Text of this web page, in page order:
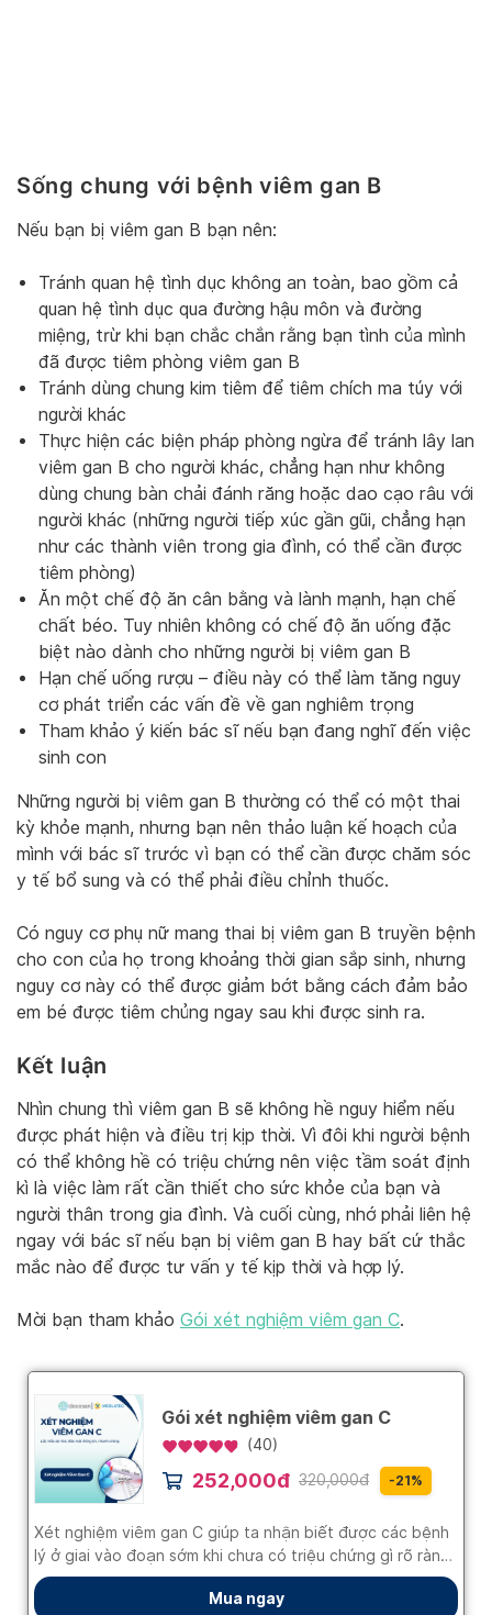
Sống chung với bệnh viêm gan B
Nếu bạn bị viêm gan B bạn nên:
Tránh quan hệ tình dục không an toàn, bao gồm cả
quan hệ tình dục qua đường hậu môn và đường
miệng, trừ khi bạn chắc chắn rằng bạn tình của mình
đã được tiêm phòng viêm gan B
Tránh dùng chung kim tiêm để tiêm chích ma túy với
người khác
Thực hiện các biện pháp phòng ngừa để tránh lây lan
viêm gan B cho người khác, chẳng hạn như không
dùng chung bàn chải đánh răng hoặc dao cạo râu với
người khác (những người tiếp xúc gần gũi, chẳng hạn
như các thành viên trong gia đình, có thể cần được
tiêm phòng)
Ăn một chế độ ăn cân bằng và lành mạnh, hạn chế
chất béo. Tuy nhiên không có chế độ ăn uống đặc
biệt nào dành cho những người bị viêm gan B
Hạn chế uống rượu – điều này có thể làm tăng nguy
cơ phát triển các vấn đề về gan nghiêm trọng
Tham khảo ý kiến bác sĩ nếu bạn đang nghĩ đến việc
sinh con
Những người bị viêm gan B thường có thể có một thai
kỳ khỏe mạnh, nhưng bạn nên thảo luận kế hoạch của
mình với bác sĩ trước vì bạn có thể cần được chăm sóc
y tế bổ sung và có thể phải điều chỉnh thuốc.
Có nguy cơ phụ nữ mang thai bị viêm gan B truyền bệnh
cho con của họ trong khoảng thời gian sắp sinh, nhưng
nguy cơ này có thể được giảm bớt bằng cách đảm bảo
em bé được tiêm chủng ngay sau khi được sinh ra.
Kết luận
Nhìn chung thì viêm gan B sẽ không hề nguy hiểm nếu
được phát hiện và điều trị kịp thời. Vì đôi khi người bệnh
có thể không hề có triệu chứng nên việc tầm soát định
kì là việc làm rất cần thiết cho sức khỏe của bạn và
người thân trong gia đình. Và cuối cùng, nhớ phải liên hệ
ngay với bác sĩ nếu bạn bị viêm gan B hay bất cứ thắc
mắc nào để được tư vấn y tế kịp thời và hợp lý.
Mời bạn tham khảo Gói xét nghiệm viêm gan C.